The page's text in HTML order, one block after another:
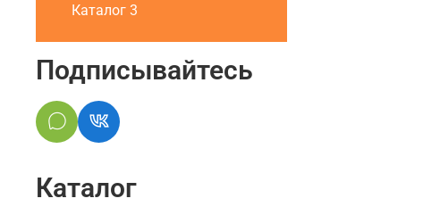
Каталог 3
Подписывайтесь
Каталог